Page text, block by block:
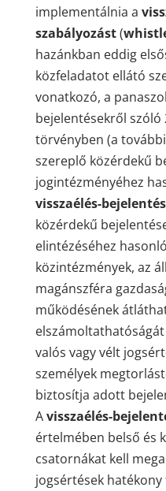
implementálnia a
szabályozást(
hazánkban eddig
közfeladatot ellátó
vonatkozó, a
bejelentésekről szóló
törvényben (a
szereplő közérdekű
jogintézményéhez
visszaélés-bejelentés
közérdekű
elintézéséhez
közintézmények, az
magánszféra
működésének
valós vagy vélt
személyek
biztosítja adott
Avisszaélés-
értelmében belső és
csatornákat kell
jogsértések